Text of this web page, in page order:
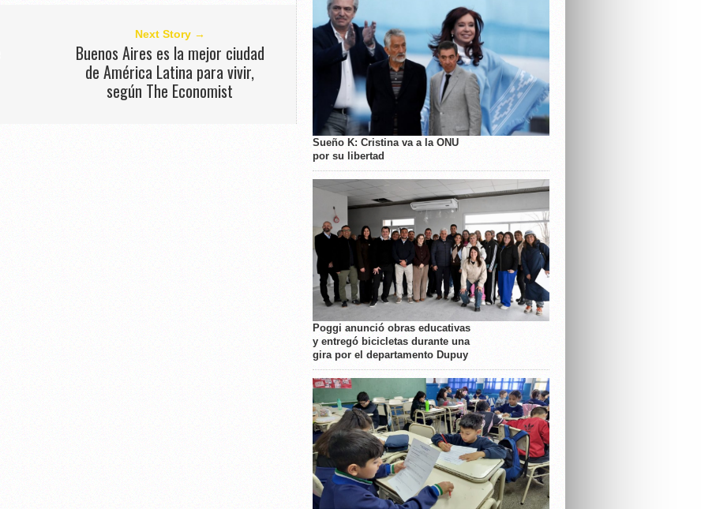
Next Story →
Buenos Aires es la mejor ciudad
de América Latina para vivir,
según The Economist
Sueño K: Cristina va a la ONU
por su libertad
Poggi anunció obras educativas
y entregó bicicletas durante una
gira por el departamento Dupuy